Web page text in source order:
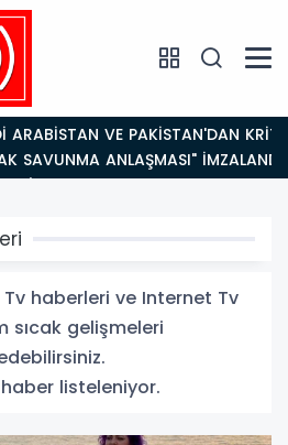
ANLAŞMASI" İMZALANDI!
haberleri ve Internet Tv
sıcak gelişmeleri
listeleniyor.